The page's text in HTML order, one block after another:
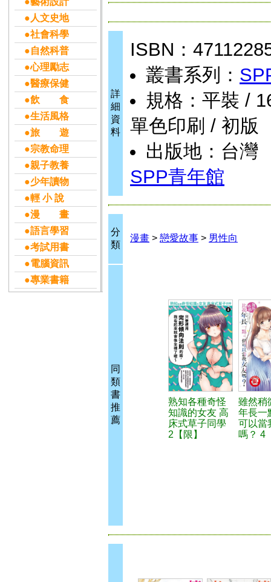
●人文史地
●社會科學
●自然科普
●心理勵志
●醫療保健
●飲 食
●生活風格
●旅 遊
●宗教命理
●親子教養
●少年讀物
●輕 小 說
●漫 畫
●語言學習
●考試用書
●電腦資訊
●專業書籍
詳
細
資
料
ISBN：
叢書系列：
規格：平裝 /
單色印刷 / 初版
出版地：台灣
SPP青年館
分
類
漫畫 > 戀愛故事 > 男性向
同
類
書
推
薦
熟知各種奇怪
知識的女友 高
床式草子同學
2【限】
雖然稍
年長一
可以當
嗎？ 4